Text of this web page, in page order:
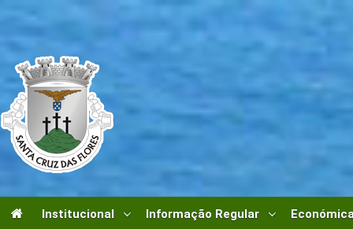
Institucional Informação Regular